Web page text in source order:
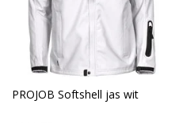
PROJOB Softshell jas wit